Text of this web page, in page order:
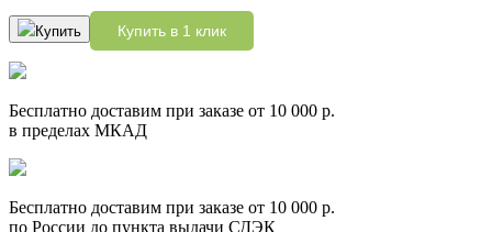
Купить Купить в 1 клик
Бесплатно доставим при заказе от 10 000 р.
в пределах МКАД
Бесплатно доставим при заказе от 10 000 р.
по России до пункта выдачи СДЭК